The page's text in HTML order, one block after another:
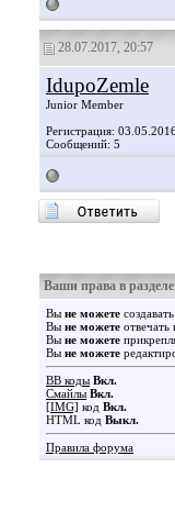
28.07.2017, 20:57
IdupoZemle
Junior Member
Регистрация:
Сообщений: 5
Ваши права в разделе
Вы не можете
Вы не можете отвечать
Вы не можете
Вы не можете
BB коды Вкл.
Смайлы Вкл.
[IMG] код Вкл.
HTML код Выкл.
Правила форума